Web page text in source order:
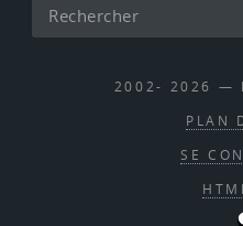
2002- 2026 —
PLAN
SE